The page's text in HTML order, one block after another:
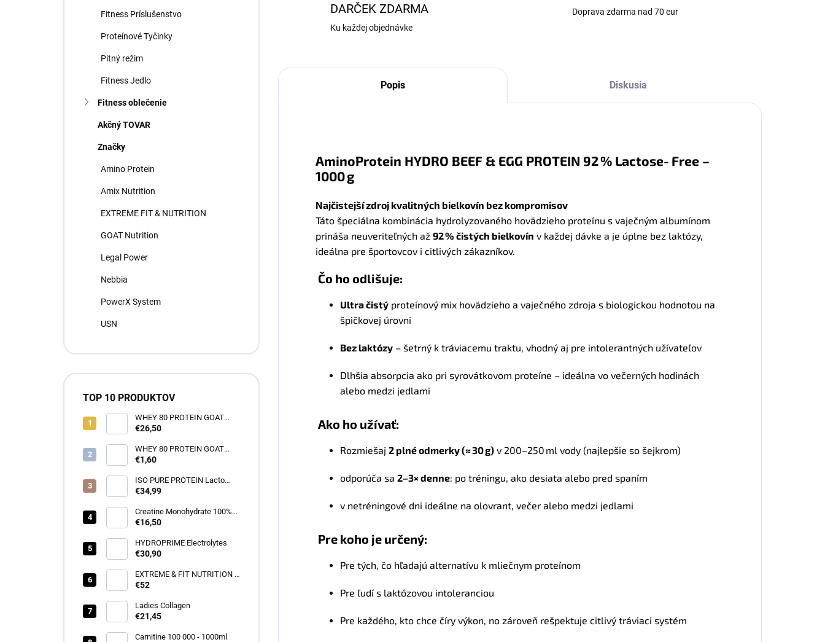
Fitness Príslušenstvo
Proteínové Tyčinky
Pitný režim
Fitness Jedlo
Fitness oblečenie
Akčný TOVAR
Značky
Amino Protein
Amix Nutrition
EXTREME FIT & NUTRITION
GOAT Nutrition
Legal Power
Nebbia
PowerX System
USN
TOP 10 PRODUKTOV
WHEY 80 PROTEIN GOAT
NUTRITON -1000g
€26,50
WHEY 80 PROTEIN GOAT
NUTRITON -35g
€1,60
ISO PURE PROTEIN Lacto
Free 1000g
€34,99
Creatine Monohydrate 100%
500g
€16,50
HYDROPRIME Electrolytes
€30,90
EXTREME & FIT NUTRITION -
WPC 80 - 2250G
€52
Ladies Collagen
€21,45
Carnitine 100 000 - 1000ml
DARČEK ZDARMA
Ku každej objednávke
Doprava zdarma nad 70 eur
Popis Diskusia
AminoProtein HYDRO BEEF & EGG PROTEIN 92 % Lactose‑Free –
1000 g
Najčistejší zdroj kvalitných bielkovín bez kompromisov
Táto špeciálna kombinácia hydrolyzovaného hovädzieho proteínu s vaječným albumínom
prináša neuveriteľných až 92 % čistých bielkovín v každej dávke a je úplne bez laktózy,
ideálna pre športovcov i citlivých zákazníkov.
Čo ho odlišuje:
Ultra čistý proteínový mix hovädzieho a vaječného zdroja s biologickou hodnotou na
špičkovej úrovni
Bez laktózy – šetrný k tráviacemu traktu, vhodný aj pre intolerantných užívateľov
Dlhšia absorpcia ako pri syrovátkovom proteíne – ideálna vo večerných hodinách
alebo medzi jedlami
Ako ho užívať:
Rozmiešaj 2 plné odmerky (≈ 30 g) v 200–250 ml vody (najlepšie so šejkrom)
odporúča sa 2–3× denne: po tréningu, ako desiata alebo pred spaním
v netréningové dni ideálne na olovrant, večer alebo medzi jedlami
Pre koho je určený:
Pre tých, čo hľadajú alternatívu k mliečnym proteínom
Pre ľudí s laktózovou intoleranciou
Pre každého, kto chce číry výkon, no zároveň rešpektuje citlivý tráviaci systém